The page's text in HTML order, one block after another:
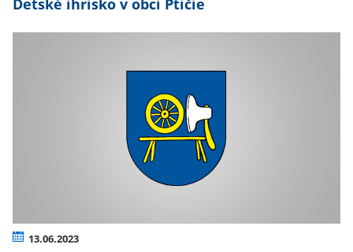
Detské ihrisko v obci Ptičie
13.06.2023